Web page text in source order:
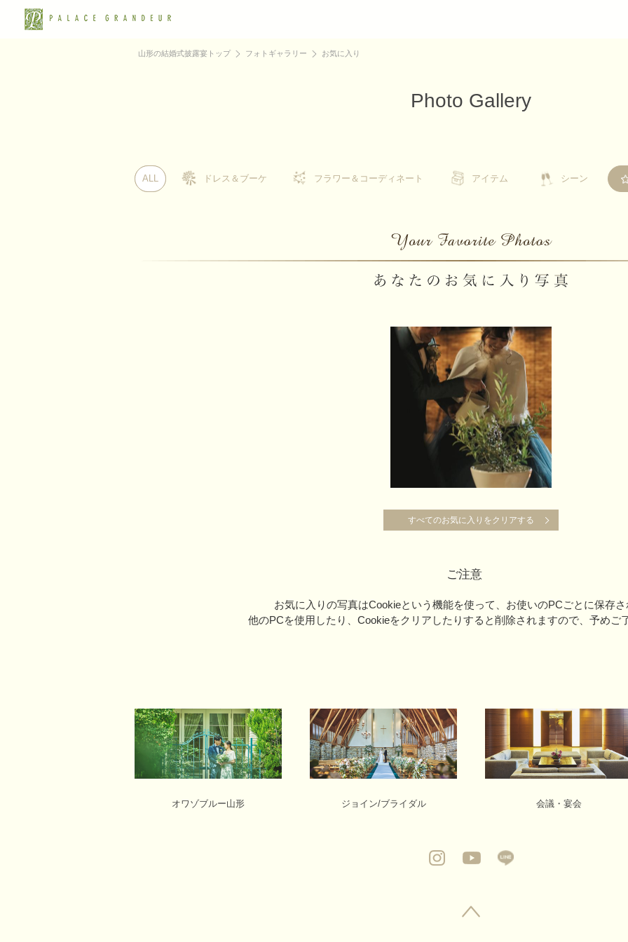
山形の結婚式披露宴トップ フォトギャラリー お気に入り
Photo Gallery
ALL
ALL ドレス＆ブーケ
ドレス＆ブーケ フラワー＆コーディネート
フラワー＆コーディネート アイテム
アイテム シーン
シーン
すべてのお気に入りをクリアする
すべてのお気に入りをクリアする
ご注意
お気に入りの写真はCookieという機能を使って、お使いのPCごとに保存さ
他のPCを使用したり、Cookieをクリアしたりすると削除されますので、予めご
オワゾブルー山形 ジョイン/ブライダル 会議・宴会